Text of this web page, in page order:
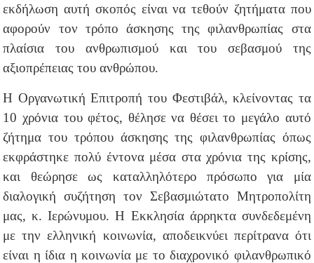
εκδήλωση αυτή σκοπός είναι να τεθούν ζητήματα που
αφορούν τον τρόπο άσκησης της φιλανθρωπίας στα
πλαίσια του ανθρωπισμού και του σεβασμού της
αξιοπρέπειας του ανθρώπου.
Η Οργανωτική Επιτροπή του Φεστιβάλ, κλείνοντας τα
10 χρόνια του φέτος, θέλησε να θέσει το μεγάλο αυτό
ζήτημα του τρόπου άσκησης της φιλανθρωπίας όπως
εκφράστηκε πολύ έντονα μέσα στα χρόνια της κρίσης,
και θεώρησε ως καταλληλότερο πρόσωπο για μία
διαλογική συζήτηση τον Σεβασμιώτατο Μητροπολίτη
μας, κ. Ιερώνυμου. Η Εκκλησία άρρηκτα συνδεδεμένη
με την ελληνική κοινωνία, αποδεικνύει περίτρανα ότι
είναι η ίδια η κοινωνία με το διαχρονικό φιλανθρωπικό